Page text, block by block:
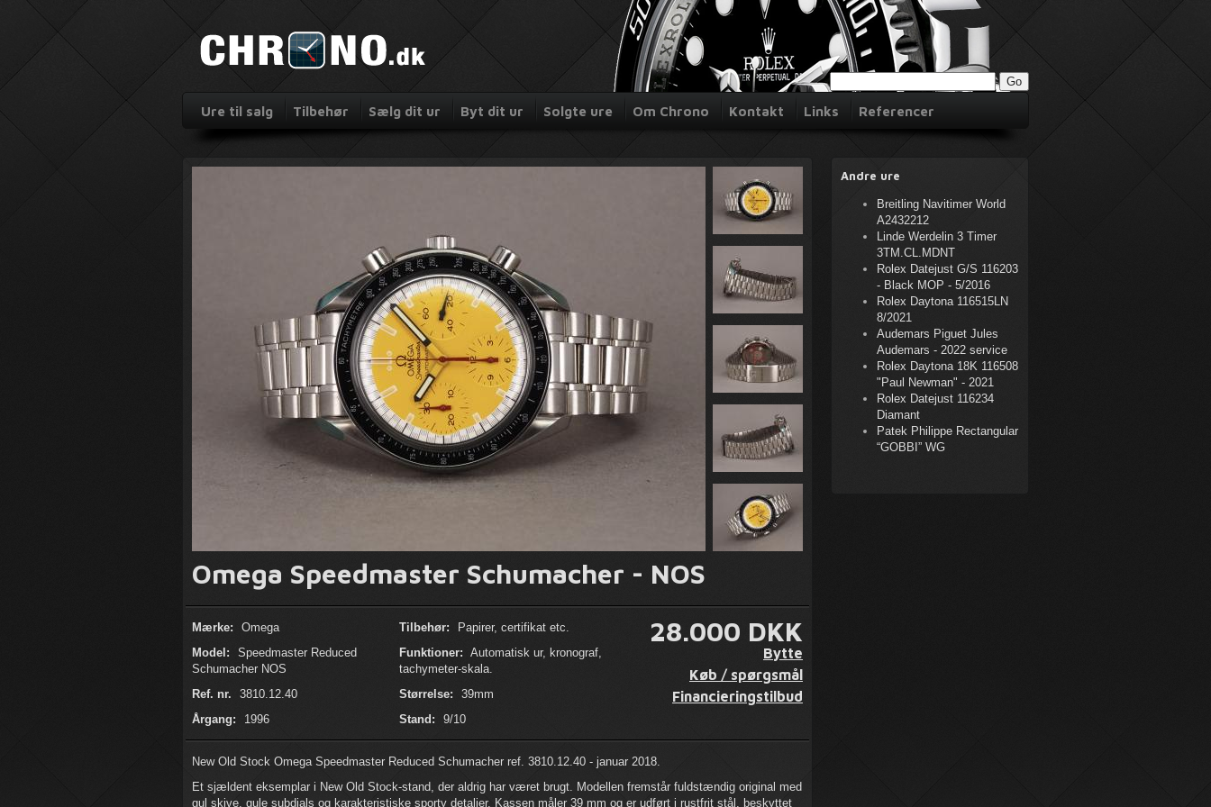
Ure til salg Tilbehør Sælg dit ur Byt dit ur Solgte ure Om Chrono Kontakt Links Referencer
Omega Speedmaster Schumacher - NOS
Mærke:
Omega
Model:
Speedmaster Reduced
Schumacher NOS
Ref. nr.
3810.12.40
Årgang:
1996
Tilbehør:
Papirer, certifikat etc.
Funktioner: Automatisk ur, kronograf,
tachymeter-skala.
Størrelse:
39mm
Stand:
9/10
28.000 DKK
Bytte
Køb / spørgsmål
Financieringstilbud
New Old Stock Omega Speedmaster Reduced Schumacher ref. 3810.12.40 - januar 2018.
Et sjældent eksemplar i New Old Stock-stand, der aldrig har været brugt. Modellen fremstår fuldstændig original med
gul skive, gule subdials og karakteristiske sporty detaljer. Kassen måler 39 mm og er udført i rustfrit stål, beskyttet
Andre ure
Breitling Navitimer World
A2432212
Linde Werdelin 3 Timer
3TM.CL.MDNT
Rolex Datejust G/S 116203
- Black MOP - 5/2016
Rolex Daytona 116515LN
8/2021
Audemars Piguet Jules
Audemars - 2022 service
Rolex Daytona 18K 116508
"Paul Newman" - 2021
Rolex Datejust 116234
Diamant
Patek Philippe Rectangular
“GOBBI” WG